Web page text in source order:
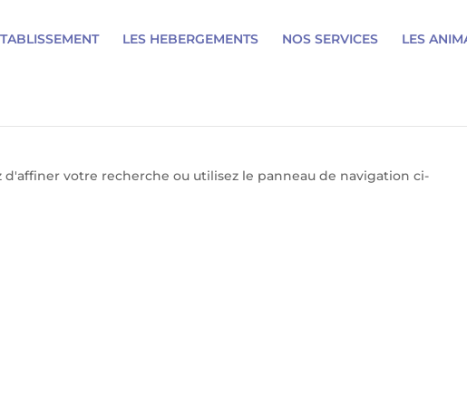
LES HEBERGEMENTS NOS SERVICES LES
d'affiner votre recherche ou utilisez le panneau de navigation ci-